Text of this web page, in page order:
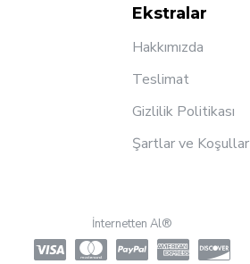
Ekstralar
Hakkımızda
Teslimat
Gizlilik Politikası
Şartlar ve Koşullar
İnternetten Al®